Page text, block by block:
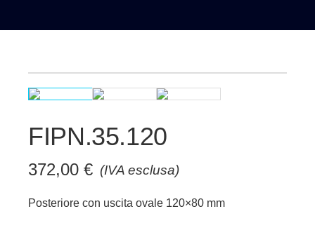
FIPN.35.120
(IVA esclusa)
372,00 €
Posteriore con uscita ovale 120×80 mm